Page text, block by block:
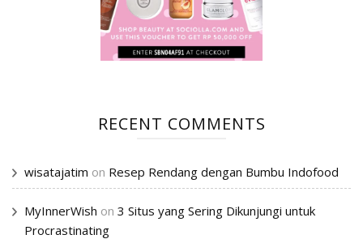
RECENT COMMENTS
wisatajatim on Resep Rendang dengan Bumbu Indofood
MyInnerWish on 3 Situs yang Sering Dikunjungi untuk
Procrastinating